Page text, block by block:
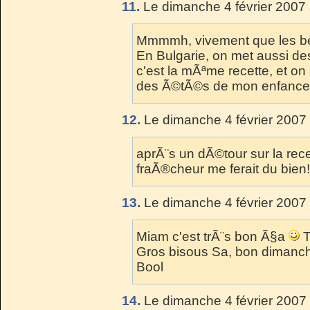
11. Le dimanche 4 février
Mmmmh, vivement que les
En Bulgarie, on met aussi
c'est la mÃªme recette, et
des Ã©tÃ©s de mon
12. Le dimanche 4 février
aprÃ¨s un dÃ©tour sur la
fraÃ®cheur me ferait du
13. Le dimanche 4 février
Miam c'est trÃ¨s bon Ã§a
Gros bisous Sa, bon
Bool
14. Le dimanche 4 février